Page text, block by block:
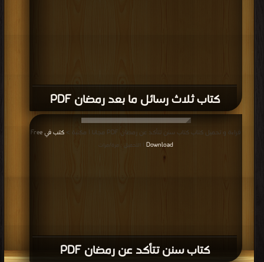
كتاب ثلاث رسائل ما بعد رمضان PDF
كتاب سنن تتأكد عن رمضان PDF
قراءة و تحميل كتاب كتاب سنن تتأكد عن رمضان PDF مجانا | مكتبة >
كتب في Free
Download | التحميل : مرة/مرات